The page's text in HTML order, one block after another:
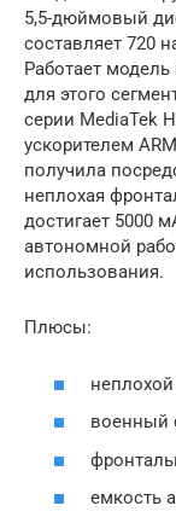
5,5-дюймовый
составляет 720
Работает
для этого
серии MediaTek
ускорителем
получила
неплохая
достигает 5000
автономной
использования.
Плюсы:
военный
емкость